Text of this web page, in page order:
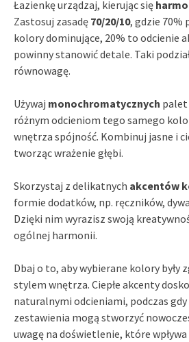
Łazienkę urządzaj, kierując się
Zastosuj zasadę 70/20/10, gdzie 70%
kolory dominujące, 20% to odcienie
powinny stanowić detale. Taki
równowagę.
Używaj monochromatycznych palet
różnym odcieniom tego samego
wnętrza spójność. Kombinuj jasne i
tworząc wrażenie głębi.
Skorzystaj z delikatnych akcentów
formie dodatków, np. ręczników,
Dzięki nim wyrazisz swoją
ogólnej harmonii.
Dbaj o to, aby wybierane kolory były
stylem wnętrza. Ciepłe akcenty
naturalnymi odcieniami, podczas
zestawienia mogą stworzyć
uwagę na doświetlenie, które